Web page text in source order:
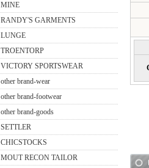
MINE
RANDY'S GARMENTS
LUNGE
TROENTORP
VICTORY SPORTSWEAR
other brand-wear
other brand-footwear
other brand-goods
SETTLER
CHICSTOCKS
MOUT RECON TAILOR